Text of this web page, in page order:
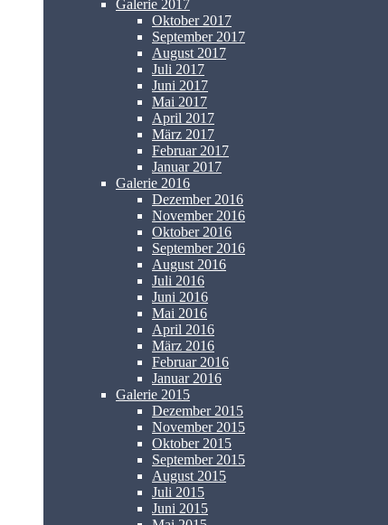
Galerie 2017
Oktober 2017
September 2017
August 2017
Juli 2017
Juni 2017
Mai 2017
April 2017
März 2017
Februar 2017
Januar 2017
Galerie 2016
Dezember 2016
November 2016
Oktober 2016
September 2016
August 2016
Juli 2016
Juni 2016
Mai 2016
April 2016
März 2016
Februar 2016
Januar 2016
Galerie 2015
Dezember 2015
November 2015
Oktober 2015
September 2015
August 2015
Juli 2015
Juni 2015